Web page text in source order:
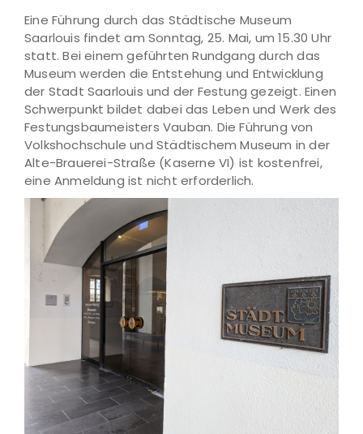
Eine Führung durch das Städtische Museum
Saarlouis findet am Sonntag, 25. Mai, um 15.30 Uhr
statt. Bei einem geführten Rundgang durch das
Museum werden die Entstehung und Entwicklung
der Stadt Saarlouis und der Festung gezeigt. Einen
Schwerpunkt bildet dabei das Leben und Werk des
Festungsbaumeisters Vauban. Die Führung von
Volkshochschule und Städtischem Museum in der
Alte-Brauerei-Straße (Kaserne VI) ist kostenfrei,
eine Anmeldung ist nicht erforderlich.